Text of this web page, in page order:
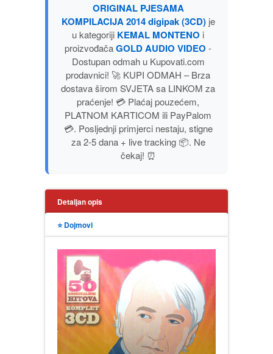
PUBLICISTIKA
PUTOPISI
STRIP
TEORIJE ZAVERE
TINEJDŽ
UMETNOST
ORIGINAL PJESAMA
KOMPILACIJA 2014 digipak (3CD)je
u kategoriji KEMAL MONTENO i
proizvođačaGOLD AUDIO VIDEO -
Dostupan odmah u Kupovati.com
prodavnici! 🚀 KUPI ODMAH – Brza
dostava širom SVJETA sa LINKOM za
praćenje! 💳 Plaćaj pouzećem,
PLATNOM KARTICOM ili PayPalom
💳. Posljednji primjerci nestaju, stigne
za 2-5 dana + live tracking 📦. Ne
čekaj! ⏰
Detaljan opis
⭐ Dojmovi